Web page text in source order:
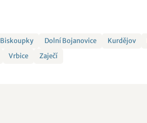
Biskoupky Dolní Bojanovice Kurdějov
Vrbice Zaječí